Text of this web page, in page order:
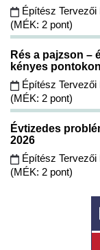
Építész
(MÉK: 2 pont)
Rés a pajzson –
kényes pontokon
Építész
(MÉK: 2 pont)
Évtizedes
2026
Építész
(MÉK: 2 pont)